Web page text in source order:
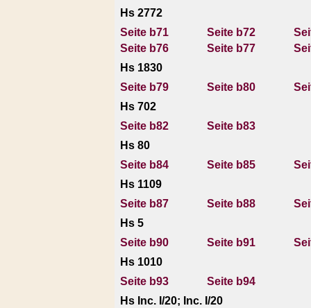
Hs 2772
Seite b71
Seite b72
Seite b76
Seite b77
Hs 1830
Seite b79
Seite b80
Hs 702
Seite b82
Seite b83
Hs 80
Seite b84
Seite b85
Hs 1109
Seite b87
Seite b88
Hs 5
Seite b90
Seite b91
Hs 1010
Seite b93
Seite b94
Hs Inc. I/20; Inc. I/20